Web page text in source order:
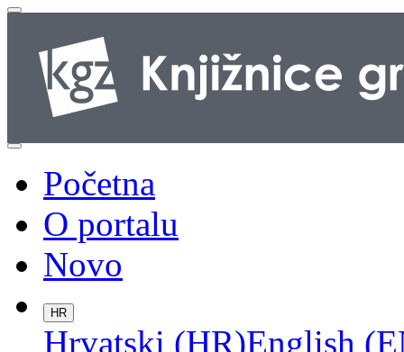
Početna
O portalu
Novo
HR
Hrvatski (HR)English